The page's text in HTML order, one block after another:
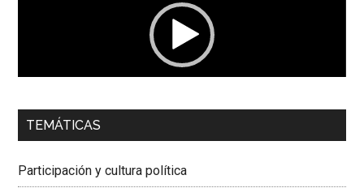
00:00 01:04
Dra. Carolina Corcho Mejía,Presidenta Corporación
Colombiana
TEMÁTICAS
Participación y cultura política